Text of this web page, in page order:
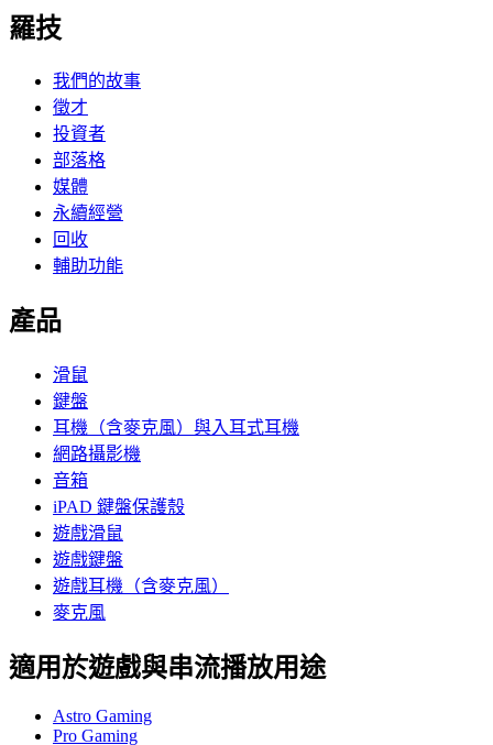
羅技
我們的故事
徵才
投資者
部落格
媒體
永續經營
回收
輔助功能
產品
滑鼠
鍵盤
耳機（含麥克風）與入耳式耳機
網路攝影機
音箱
iPAD 鍵盤保護殼
遊戲滑鼠
遊戲鍵盤
遊戲耳機（含麥克風）
麥克風
適用於遊戲與串流播放用途
Astro Gaming
Pro Gaming